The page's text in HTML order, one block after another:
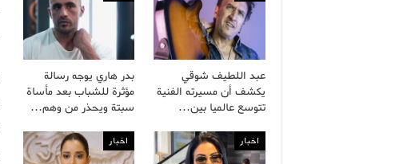
عبد اللطيف شوقي
يكشف أن مسيرته الفنية
تتوسع عالميا بين…
بدر هاري يوجه رسالة
مؤثرة للشباب بعد مأساة
سبتة ويحذر من وهم…
اخبار اخبار